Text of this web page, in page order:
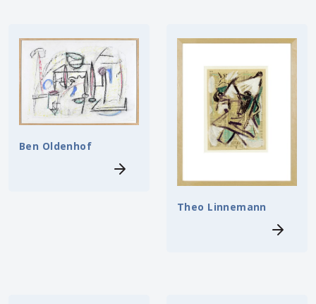
Ben Oldenhof
Theo Linnemann